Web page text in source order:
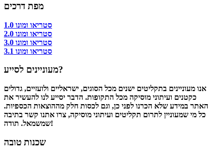
מפת דרכים
סטריאו ומונו 1.0
סטריאו ומונו 2.0
סטריאו ומונו 3.0
סטריאו ומונו 3.1
מעוניינים לסייע?
אנו מעוניינים בתקליטים ישנים מכל הסוגים, ישראליים ולועזיים, גדולים
כקטנים ועיתוני מוסיקה מכל התקופות. הדבר יסייע לנו להעשיר את
האתר במידע שלא הכרנו לפני כן, וגם לכסות חלק מההוצאות הכספיות.
כל מי שמעוניין לתרום תקליטים ועיתוני מוסיקה, צרו אתנו קשר בתיבה
שמשמאל. תודה!
שכנות טובה